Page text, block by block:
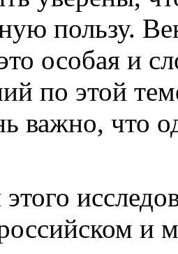
пользу.
особая и
по этой
важно, что
этого
и